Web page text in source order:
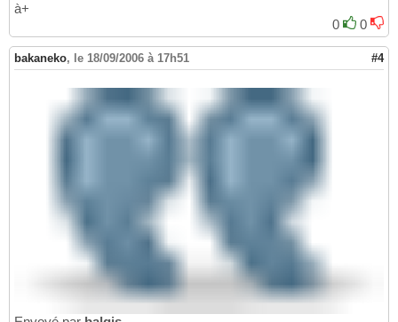
à+
0
0
bakaneko, le 18/09/2006 à 17h51 #4